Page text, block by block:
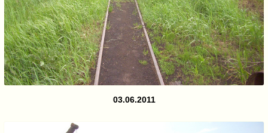
03.06.2011